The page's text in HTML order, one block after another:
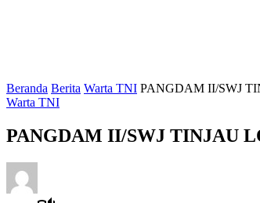
Beranda Berita Warta TNI PANGDAM II/SWJ
Warta TNI
PANGDAM II/SWJ TINJAU